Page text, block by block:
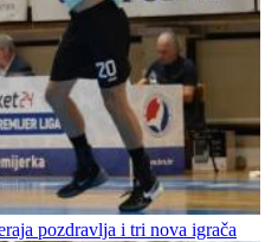
pozdravlja i tri nova igrača